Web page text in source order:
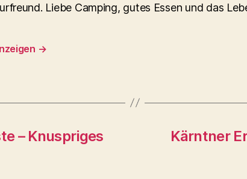
Liebe Camping, gutes Essen und das
→
– Knuspriges
Kärntner